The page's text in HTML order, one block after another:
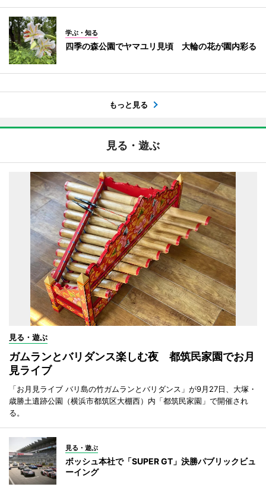
学ぶ・知る
四季の森公園でヤマユリ見頃 大輪の花が園内彩る
もっと見る
見る・遊ぶ
見る・遊ぶ
ガムランとバリダンス楽しむ夜 都筑民家園でお月
見ライブ
「お月見ライブ バリ島の竹ガムランとバリダンス」が9月27日、大塚・
歳勝土遺跡公園（横浜市都筑区大棚西）内「都筑民家園」で開催され
る。
見る・遊ぶ
ボッシュ本社で「SUPER GT」決勝パブリックビュ
ーイング